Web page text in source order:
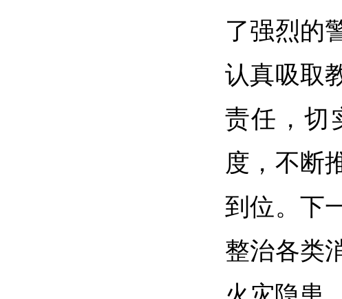
了强烈的
认真吸取
责任，切
度，不断
到位。下
整治各类